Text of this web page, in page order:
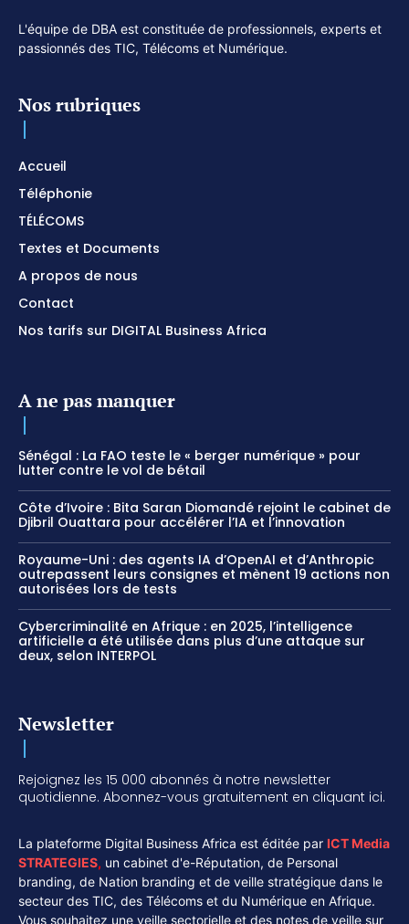
L'équipe de DBA est constituée de professionnels, experts et
passionnés des TIC, Télécoms et Numérique.
Nos rubriques
Accueil
Téléphonie
TÉLÉCOMS
Textes et Documents
A propos de nous
Contact
Nos tarifs sur DIGITAL Business Africa
A ne pas manquer
Sénégal : La FAO teste le « berger numérique » pour
lutter contre le vol de bétail
Côte d’Ivoire : Bita Saran Diomandé rejoint le cabinet de
Djibril Ouattara pour accélérer l’IA et l’innovation
Royaume-Uni : des agents IA d’OpenAI et d’Anthropic
outrepassent leurs consignes et mènent 19 actions non
autorisées lors de tests
Cybercriminalité en Afrique : en 2025, l’intelligence
artificielle a été utilisée dans plus d’une attaque sur
deux, selon INTERPOL
Newsletter
Rejoignez les 15 000 abonnés à notre newsletter
quotidienne. Abonnez-vous gratuitement en cliquant ici.
La plateforme Digital Business Africa est éditée par ICT Media
STRATEGIES, un cabinet d'e-Réputation, de Personal
branding, de Nation branding et de veille stratégique dans le
secteur des TIC, des Télécoms et du Numérique en Afrique.
Vous souhaitez une veille sectorielle et des notes de veille sur